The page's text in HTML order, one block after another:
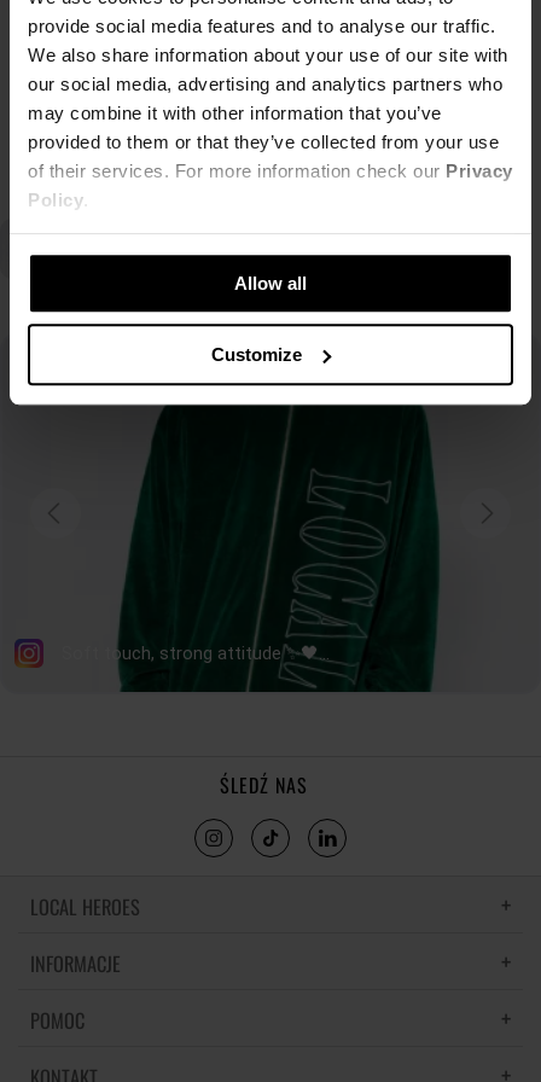
provide social media features and to analyse our traffic.
We also share information about your use of our site with
our social media, advertising and analytics partners who
may combine it with other information that you’ve
provided to them or that they’ve collected from your use
of their services. For more information check our Privacy
Policy.
Allow all
Customize
Enjoy!
Czytaj więcej
ŚLEDŹ NAS
LOCAL HEROES
LH MEMORIES
INFORMACJE
POLITYKA PRYWATNOŚCI
POMOC
CZĘSTE PYTANIA